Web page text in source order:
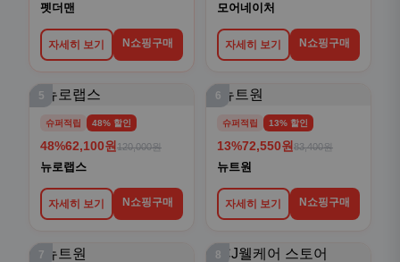
펫더맨
자세히 보기 N쇼핑구매
모어네이처
자세히 보기 N쇼핑구매
5
슈퍼적립 48% 할인
48%62,100원 120,000원
뉴로랩스
자세히 보기 N쇼핑구매
6
슈퍼적립 13% 할인
13%72,550원 83,400원
뉴트원
자세히 보기 N쇼핑구매
7 8